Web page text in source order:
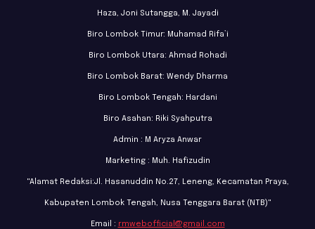
Haza, Joni Sutangga, M. Jayadi
Biro Lombok Timur: Muhamad Rifa’i
Biro Lombok Utara: Ahmad Rohadi
Biro Lombok Barat: Wendy Dharma
Biro Lombok Tengah: Hardani
Biro Asahan: Riki Syahputra
Admin : M Aryza Anwar
Marketing : Muh. Hafizudin
"Alamat Redaksi:Jl. Hasanuddin No.27, Leneng, Kecamatan Praya,
Kabupaten Lombok Tengah, Nusa Tenggara Barat (NTB)"
Email : rmwebofficial@gmail.com